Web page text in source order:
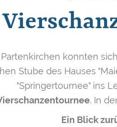
konnten
Stube des Hauses
"Springertournee" ins
. In
Ein Blick